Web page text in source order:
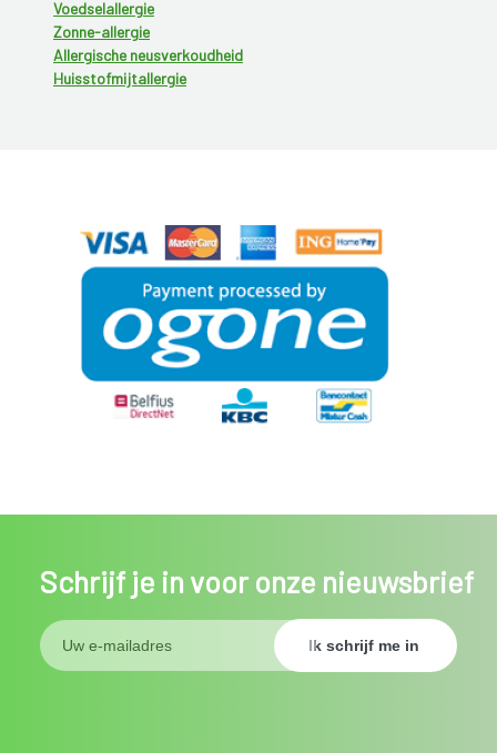
Voedselallergie
Zonne-allergie
Allergische neusverkoudheid
Huisstofmijtallergie
Schrijf je in voor onze nieuwsbrief